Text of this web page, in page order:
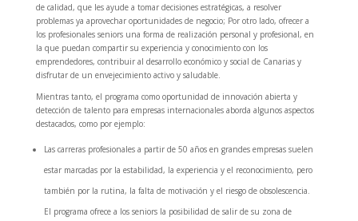
de calidad, que les ayude a tomar decisiones estratégicas, a resolver
problemas ya aprovechar oportunidades de negocio; Por otro lado, ofrecer a
los profesionales seniors una forma de realización personal y profesional, en
la que puedan compartir su experiencia y conocimiento con los
emprendedores, contribuir al desarrollo económico y social de Canarias y
disfrutar de un envejecimiento activo y saludable.
Mientras tanto, el programa como oportunidad de innovación abierta y
detección de talento para empresas internacionales aborda algunos aspectos
destacados, como por ejemplo:
Las carreras profesionales a partir de 50 años en grandes empresas suelen
estar marcadas por la estabilidad, la experiencia y el reconocimiento, pero
también por la rutina, la falta de motivación y el riesgo de obsolescencia.
El programa ofrece a los seniors la posibilidad de salir de su zona de